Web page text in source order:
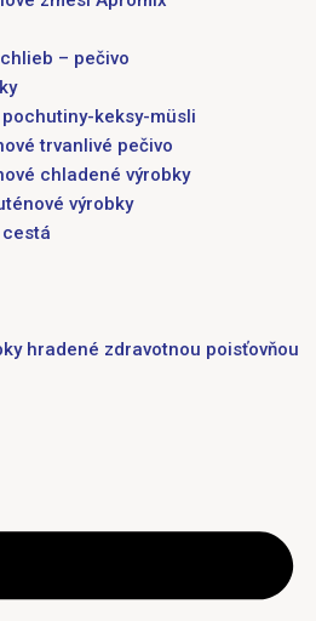
– pečivo
keksy-müsli
trvanlivé pečivo
chladené výrobky
výrobky
hradené zdravotnou poisťovňou